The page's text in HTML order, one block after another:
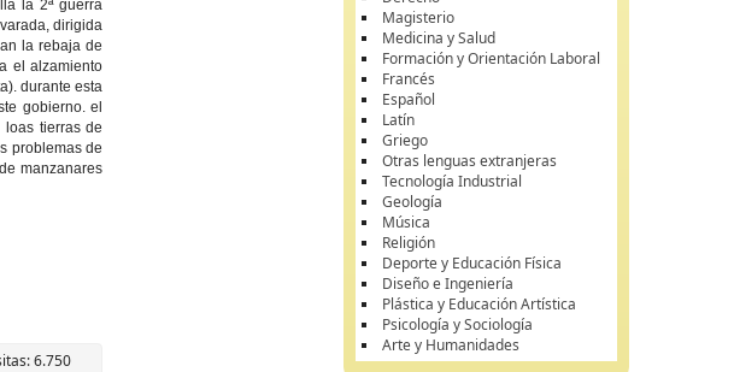
la 2ª guerra
dirigida
la rebaja de
el alzamiento
durante esta
gobierno. el
tierras de
problemas de
manzanares
6.750
Magisterio
Medicina y Salud
Formación y Orientación Laboral
Francés
Español
Latín
Griego
Otras lenguas extranjeras
Tecnología Industrial
Geología
Música
Religión
Deporte y Educación Física
Diseño e Ingeniería
Plástica y Educación Artística
Psicología y Sociología
Arte y Humanidades